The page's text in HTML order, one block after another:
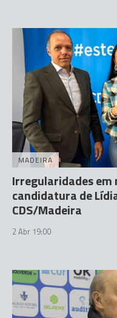
MADEIRA
Irregularidades
candidatura de
CDS/Madeira
2 Abr 19:00